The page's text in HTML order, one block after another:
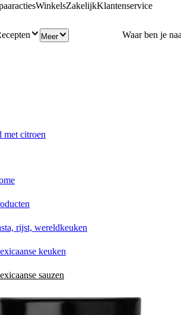
WinkelsZakelijkKlantenservice
Meer
citroen
rijst, wereldkeuken
keuken
sauzen